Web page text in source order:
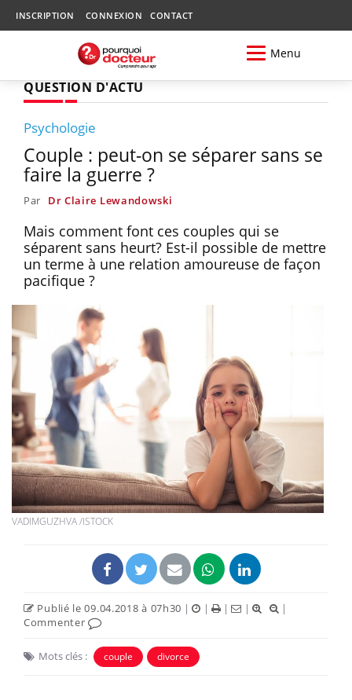
INSCRIPTION CONNEXION CONTACT
Menu
QUESTION D'ACTU
Psychologie
Couple : peut-on se séparer sans se
faire la guerre ?
Par Dr Claire Lewandowski
Mais comment font ces couples qui se
séparent sans heurt? Est-il possible de mettre
un terme à une relation amoureuse de façon
pacifique ?
VADIMGUZHVA /ISTOCK
Publié le 09.04.2018 à 07h30 | | | |
|
Commenter
Mots clés : couple divorce